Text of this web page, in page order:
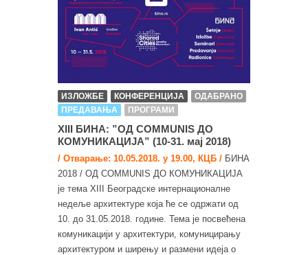
ИЗЛОЖБЕ КОНФЕРЕНЦИЈА
ОДАБРАНО
ПРЕДАВАЊА
ПРОГРАМИ
XIII БИНА: ”ОД COMMUNIS ДО
КОМУНИКАЦИЈА” (10-31. мај 2018)
/ Отварање: 10.05.2018. у 19.00, КЦБ / БИНА
2018 / ОД COMMUNIS ДО КОМУНИКАЦИЈА
је тема XIII Београдске интернационалне
недеље архитектуре која ће се одржати од
10. до 31.05.2018. године. Тема је посвећена
комуникацији у архитектури, комуницирању
архитектуром и ширењу и размени идеја о